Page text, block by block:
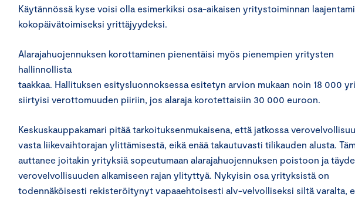
Käytännössä kyse voisi olla esimerkiksi osa-aikaisen yritystoiminnan
kokopäivätoimiseksi yrittäjyydeksi.
Alarajahuojennuksen korottaminen pienentäisi myös pienempien yritysten
hallinnollista
taakkaa. Hallituksen esitysluonnoksessa esitetyn arvion mukaan noin 18 000
siirtyisi verottomuuden piiriin, jos alaraja korotettaisiin 30 000 euroon.
Keskuskauppakamari pitää tarkoituksenmukaisena, että jatkossa
vasta liikevaihtorajan ylittämisestä, eikä enää takautuvasti tilikauden alusta.
auttanee joitakin yrityksiä sopeutumaan alarajahuojennuksen poistoon ja
verovelvollisuuden alkamiseen rajan ylityttyä. Nykyisin osa yrityksistä on
todennäköisesti rekisteröitynyt vapaaehtoisesti alv-velvolliseksi siltä varalta,